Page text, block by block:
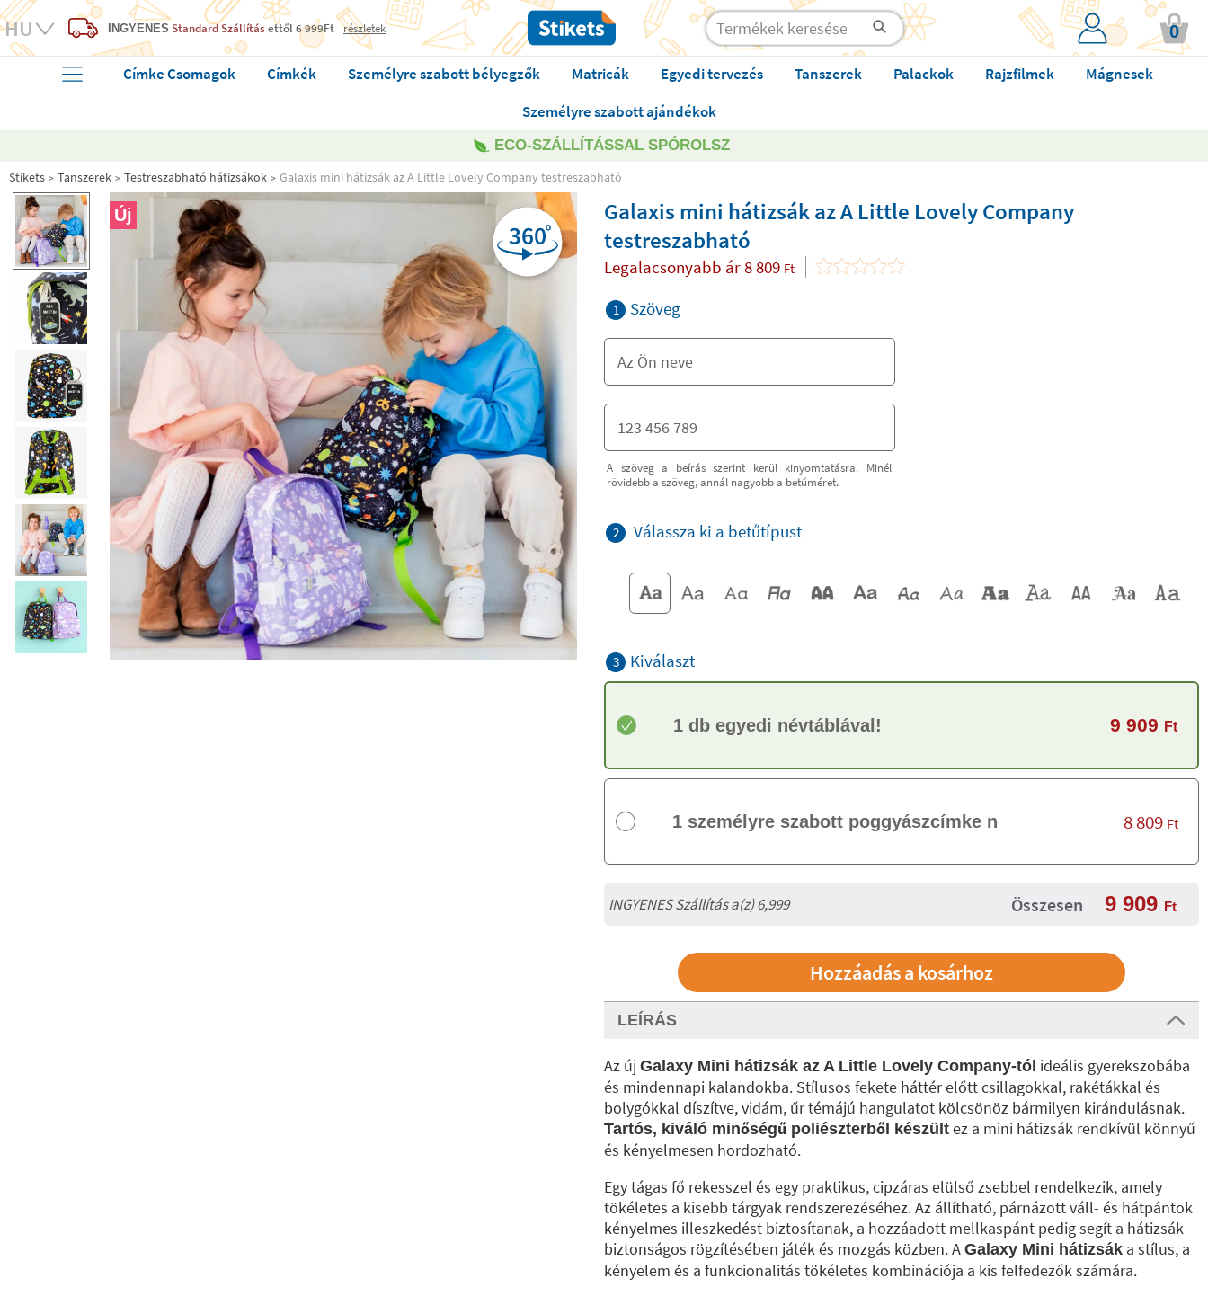
INGYENES Standard Szállításettől 6 999Ft részletek 0
Címke Csomagok Címkék Személyre szabott bélyegzők Matricák Egyedi tervezés Tanszerek Palackok Rajzfilmek
Mágnesek
Személyre szabott ajándékok
ECO-SZÁLLÍTÁSSAL SPÓROLSZ
Stikets Tanszerek Testreszabható hátizsákok Galaxis mini hátizsák az A Little Lovely Company testreszabható
Új
Galaxis mini hátizsák az A Little Lovely Company
testreszabható
Legalacsonyabb ár8 809 Ft
1 Szöveg
A szöveg a beírás szerint kerül kinyomtatásra. Minél
rövidebb a szöveg, annál nagyobb a betűméret.
2 Válassza ki a betűtípust
3 Kiválaszt
1 db egyedi névtáblával! 9 909 Ft
1 személyre szabott poggyászcímke nélkül 8 809 Ft
INGYENES Szállítás a(z) 6,999 Összesen 9 909 Ft
LEÍRÁS
Az új Galaxy Mini hátizsák az A Little Lovely Company-tól ideális gyerekszobába
és mindennapi kalandokba. Stílusos fekete háttér előtt csillagokkal, rakétákkal és
bolygókkal díszítve, vidám, űr témájú hangulatot kölcsönöz bármilyen kirándulásnak.
Tartós, kiváló minőségű poliészterből készült ez a mini hátizsák rendkívül könnyű
és kényelmesen hordozható.
Egy tágas fő rekesszel és egy praktikus, cipzáras elülső zsebbel rendelkezik, amely
tökéletes a kisebb tárgyak rendszerezéséhez. Az állítható, párnázott váll- és hátpántok
kényelmes illeszkedést biztosítanak, a hozzáadott mellkaspánt pedig segít a hátizsák
biztonságos rögzítésében játék és mozgás közben. A Galaxy Mini hátizsák a stílus, a
kényelem és a funkcionalitás tökéletes kombinációja a kis felfedezők számára.